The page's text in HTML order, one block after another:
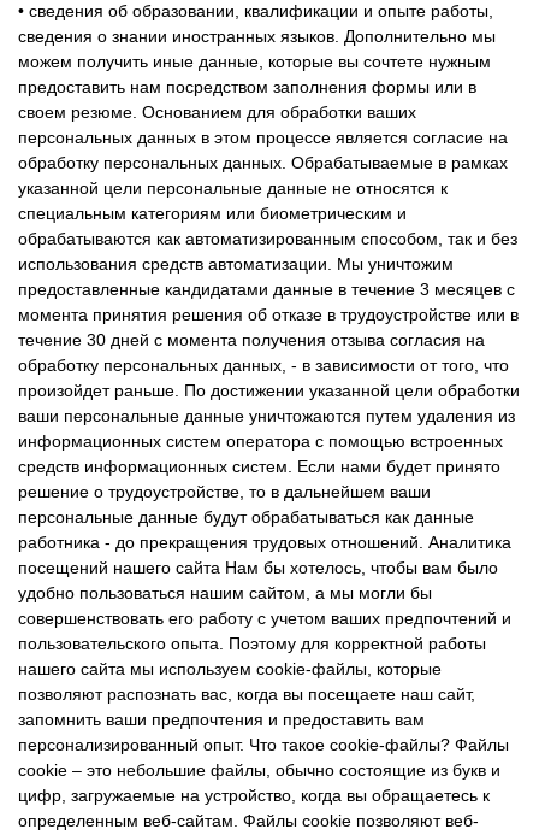
• сведения об образовании, квалификации и опыте работы,
сведения о знании иностранных языков. Дополнительно мы
можем получить иные данные, которые вы сочтете нужным
предоставить нам посредством заполнения формы или в
своем резюме. Основанием для обработки ваших
персональных данных в этом процессе является согласие на
обработку персональных данных. Обрабатываемые в рамках
указанной цели персональные данные не относятся к
специальным категориям или биометрическим и
обрабатываются как автоматизированным способом, так и без
использования средств автоматизации. Мы уничтожим
предоставленные кандидатами данные в течение 3 месяцев с
момента принятия решения об отказе в трудоустройстве или в
течение 30 дней с момента получения отзыва согласия на
обработку персональных данных, - в зависимости от того, что
произойдет раньше. По достижении указанной цели обработки
ваши персональные данные уничтожаются путем удаления из
информационных систем оператора с помощью встроенных
средств информационных систем. Если нами будет принято
решение о трудоустройстве, то в дальнейшем ваши
персональные данные будут обрабатываться как данные
работника - до прекращения трудовых отношений. Аналитика
посещений нашего сайта Нам бы хотелось, чтобы вам было
удобно пользоваться нашим сайтом, а мы могли бы
совершенствовать его работу с учетом ваших предпочтений и
пользовательского опыта. Поэтому для корректной работы
нашего сайта мы используем cookie-файлы, которые
позволяют распознать вас, когда вы посещаете наш сайт,
запомнить ваши предпочтения и предоставить вам
персонализированный опыт. Что такое cookie-файлы? Файлы
cookie – это небольшие файлы, обычно состоящие из букв и
цифр, загружаемые на устройство, когда вы обращаетесь к
определенным веб-сайтам. Файлы cookie позволяют веб-